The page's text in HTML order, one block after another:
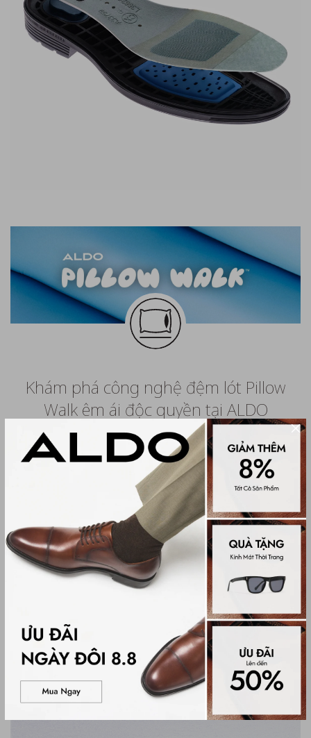
Khám phá công nghệ đệm lót Pillow
Walk êm ái độc quyền tại ALDO